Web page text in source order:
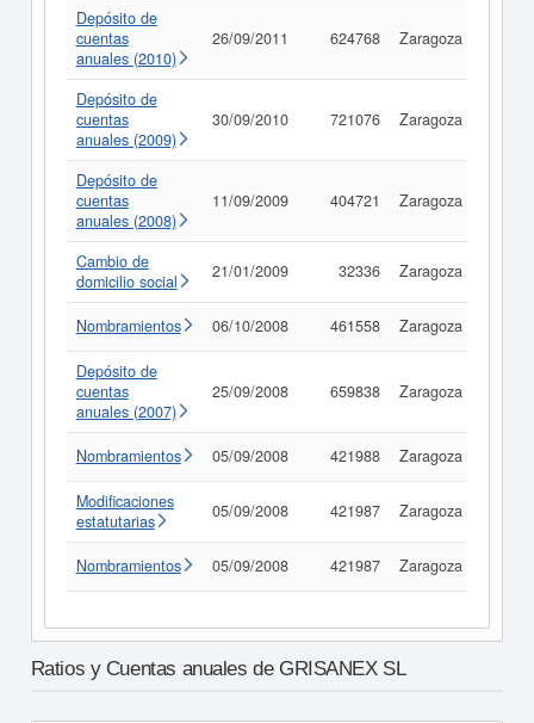
Depósito de
cuentas
anuales (2010)
26/09/2011 624768 Zaragoza
Depósito de
cuentas
anuales (2009)
30/09/2010 721076 Zaragoza
Depósito de
cuentas
anuales (2008)
11/09/2009 404721 Zaragoza
Cambio de
domicilio social
21/01/2009 32336 Zaragoza
Nombramientos 06/10/2008 461558 Zaragoza
Depósito de
cuentas
anuales (2007)
25/09/2008 659838 Zaragoza
Nombramientos 05/09/2008 421988 Zaragoza
Modificaciones
estatutarias
05/09/2008 421987 Zaragoza
Nombramientos 05/09/2008 421987 Zaragoza
Ratios y Cuentas anuales de GRISANEX SL